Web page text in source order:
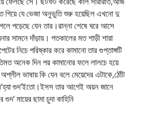
গিয়ে যে ভেজা অনুভুতি শুরু হয়েছিল এখনো দু
পড়েছে যেন তার।রান্না শেষে ঘরে আসে
সামনে দাঁড়ায়। গতকালের মত শাড়ী শায়া
নিচে পরিষ্কার করে কামানো তার গুপ্তাঙ্গটি
অনেক দিন পর কামানোর ফলে লালচে হয়ে
ভাষায় কি যেন বলে মেয়েদের এটাকে,ঠোঁট
গুদ’ইতো।ইসস তার আগেই অয়ন জানে
মায়ের ছামা চুদা কাহিনি